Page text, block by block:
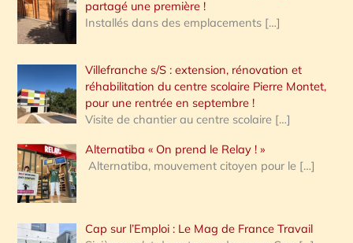
partagé une première !
Installés dans des emplacements […]
Villefranche s/S : extension, rénovation et
réhabilitation du centre scolaire Pierre Montet,
pour une rentrée en septembre !
Visite de chantier au centre scolaire […]
Alternatiba « On prend le Relay ! »
Alternatiba, mouvement citoyen pour le […]
Cap sur l’Emploi : Le Mag de France Travail